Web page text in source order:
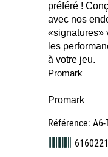
préféré !
avec nos
«signatures»
les
à votre jeu.
Promark
Promark
Référence: A6-